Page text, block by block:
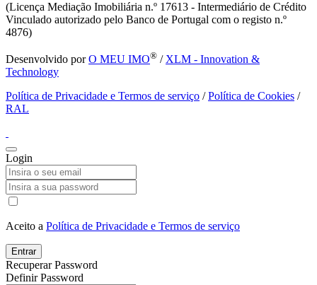
(Licença Mediação Imobiliária n.º 17613 - Intermediário de Crédito
Vinculado autorizado pelo Banco de Portugal com o registo n.º
4876)
Desenvolvido porO MEU IMO® / XLM - Innovation &
Technology
Política de Privacidade e Termos de serviço /Política de Cookies /
RAL
Login
Aceito a Política de Privacidade e Termos de serviço
Entrar
Recuperar Password
Definir Password